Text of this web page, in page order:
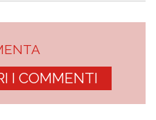
I COMMENTI